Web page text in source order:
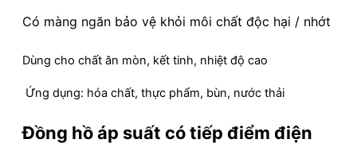
Có màng ngăn bảo vệ khỏi môi chất độc hại / nhớt
Dùng cho chất ăn mòn, kết tinh, nhiệt độ cao
Ứng dụng: hóa chất, thực phẩm, bùn, nước thải
Đồng hồ áp suất có tiếp điểm điện